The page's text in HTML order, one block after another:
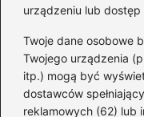
urządzeniu lub dostęp
Twoje dane osobowe
Twojego urządzenia
itp.) mogą być
dostawców
reklamowych (62) lub
Ile naprawdę
reklamach
które musisz
Zaskakujące